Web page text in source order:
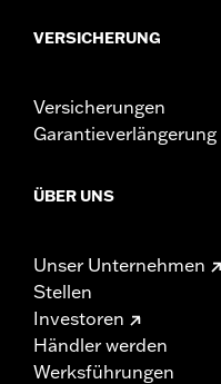
VERSICHERUNG
Versicherungen
Garantieverlängerung
ÜBER UNS
Unser Unternehmen
Stellen
Investoren
Händler werden
Werksführungen